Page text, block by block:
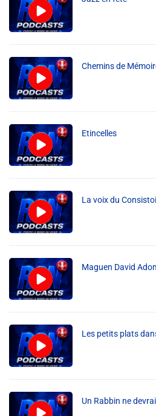
Info routes
Issa Nissa OGC Nice
MEDIAS
Vidéos / Clips
Liens utiles
Métropole Nice Côte d'Azur
Ville de Nice
CCAS NICE
Chemins de
Etincelles
La voix du
Maguen David
Les petits plats
Un Rabbin ne